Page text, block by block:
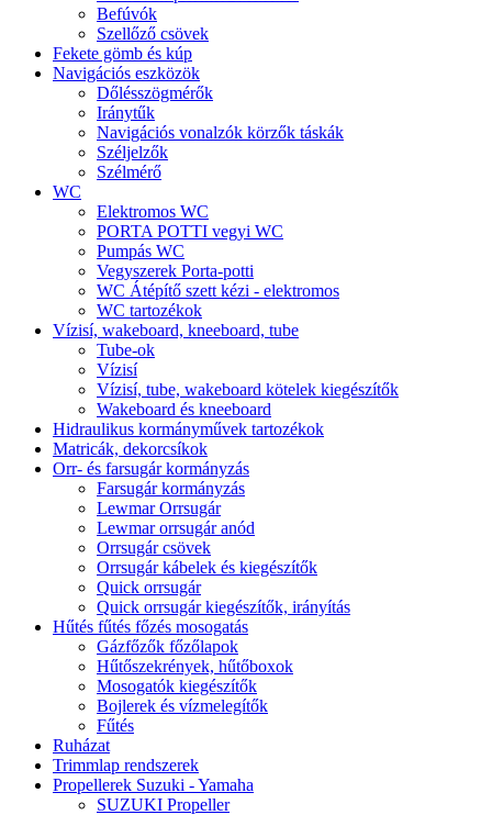
Befúvók
Szellőző csövek
Fekete gömb és kúp
Navigációs eszközök
Dőlésszögmérők
Iránytűk
Navigációs vonalzók körzők táskák
Széljelzők
Szélmérő
WC
Elektromos WC
PORTA POTTI vegyi WC
Pumpás WC
Vegyszerek Porta-potti
WC Átépítő szett kézi - elektromos
WC tartozékok
Vízisí, wakeboard, kneeboard, tube
Tube-ok
Vízisí
Vízisí, tube, wakeboard kötelek kiegészítők
Wakeboard és kneeboard
Hidraulikus kormányművek tartozékok
Matricák, dekorcsíkok
Orr- és farsugár kormányzás
Farsugár kormányzás
Lewmar Orrsugár
Lewmar orrsugár anód
Orrsugár csövek
Orrsugár kábelek és kiegészítők
Quick orrsugár
Quick orrsugár kiegészítők, irányítás
Hűtés fűtés főzés mosogatás
Gázfőzők főzőlapok
Hűtőszekrények, hűtőboxok
Mosogatók kiegészítők
Bojlerek és vízmelegítők
Fűtés
Ruházat
Trimmlap rendszerek
Propellerek Suzuki - Yamaha
SUZUKI Propeller